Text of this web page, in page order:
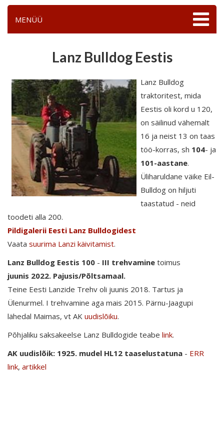
MENÜÜ
Lanz Bulldog Eestis
Lanz Bulldog
traktoritest, mida
Eestis oli kord u 120,
on säilinud vähemalt
16 ja neist 13 on taas
töö-korras, sh 104- ja
101-aastane.
Üliharuldane väike Eil-
Bulldog on hiljuti
taastatud - neid
toodeti alla 200.
Pildigalerii Eesti Lanz Bulldogidest
Vaata suurima Lanzi käivitamist.
Lanz Bulldog Eestis 100 - III trehvamine toimus
juunis 2022. Pajusis/Põltsamaal.
Teine Eesti Lanzide Trehv oli juunis 2018. Tartus ja
Ülenurmel. I trehvamine aga mais 2015. Pärnu-Jaagupi
lähedal Maimas, vt AK uudislõiku.
Põhjaliku saksakeelse Lanz Bulldogide teabe link.
AK uudislõik: 1925. mudel HL12 taaselustatuna - ERR
link, artikkel